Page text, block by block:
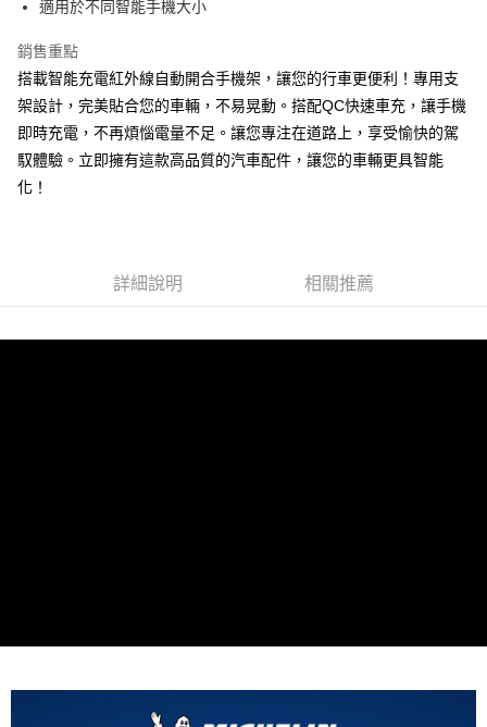
全家取貨付款
每筆NT$60，滿NT$699(含以上)免運費
線上付款後全家取貨
每筆NT$60，滿NT$699(含以上)免運費
7-11取貨付款
每筆NT$60，滿NT$699(含以上)免運費
宅配
適用於不同智能手機大小
銷售重點
搭載智能充電紅外線自動開合手機架，讓您的行車更便利！專用支
架設計，完美貼合您的車輛，不易晃動。搭配QC快速車充，讓手機
即時充電，不再煩惱電量不足。讓您專注在道路上，享受愉快的駕
馭體驗。立即擁有這款高品質的汽車配件，讓您的車輛更具智能
化！
詳細說明 相關推薦